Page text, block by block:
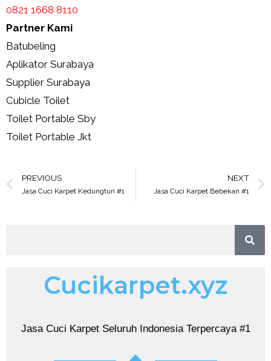
0821 1668 8110
Partner Kami
Batubeling
Aplikator Surabaya
Supplier Surabaya
Cubicle Toilet
Toilet Portable Sby
Toilet Portable Jkt
PREVIOUS
Jasa Cuci Karpet Kedungturi #1
NEXT
Jasa Cuci Karpet Bebekan #1
Cucikarpet.xyz
Jasa Cuci Karpet Seluruh Indonesia Terpercaya #1